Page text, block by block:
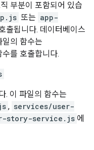
부분이 포함되어 있습
또는 app-
출됩니다. 데이터베이스
의 함수는
수를 호출합니다.
. 이 파일의 함수는
, services/user-
story-service.js 에